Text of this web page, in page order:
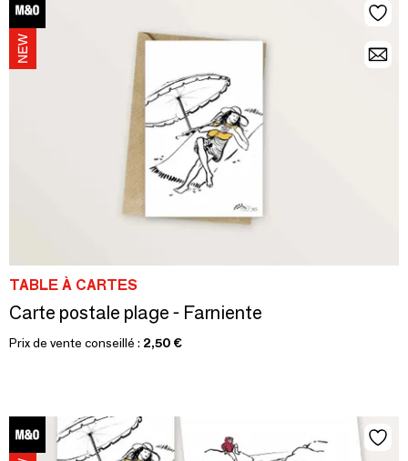
TABLE À CARTES
Carte postale plage - Farniente
Prix de vente conseillé : 2,50 €